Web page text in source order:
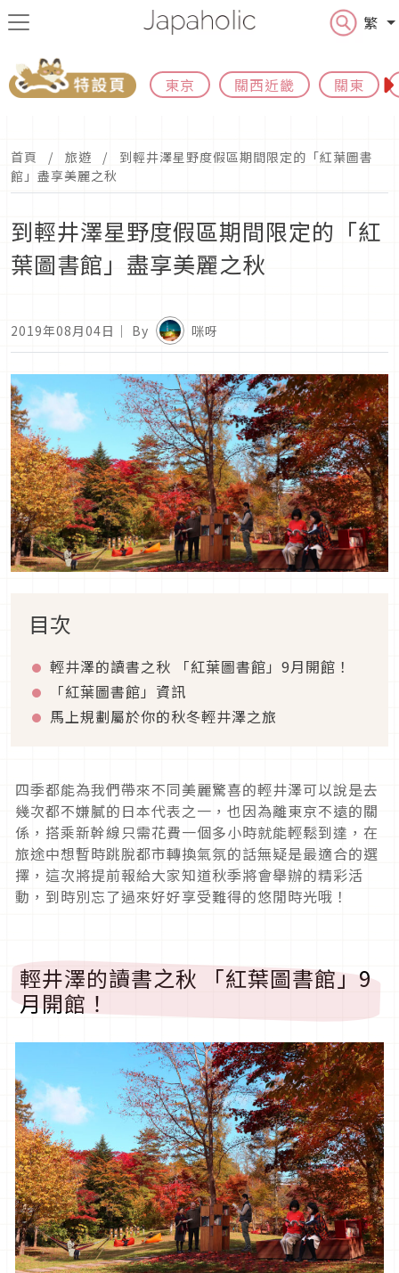
繁
東京 關西近畿 關東
首頁 旅遊
到輕井澤星野度假區期間限定的「紅葉圖書
館」盡享美麗之秋
到輕井澤星野度假區期間限定的「紅
葉圖書館」盡享美麗之秋
2019年08月04日 ｜ By 咪呀
目次
輕井澤的讀書之秋 「紅葉圖書館」9月開館！
「紅葉圖書館」資訊
馬上規劃屬於你的秋冬輕井澤之旅
四季都能為我們帶來不同美麗驚喜的輕井澤可以說是去
幾次都不嫌膩的日本代表之一，也因為離東京不遠的關
係，搭乘新幹線只需花費一個多小時就能輕鬆到達，在
旅途中想暫時跳脫都市轉換氣氛的話無疑是最適合的選
擇，這次將提前報給大家知道秋季將會舉辦的精彩活
動，到時別忘了過來好好享受難得的悠閒時光哦！
輕井澤的讀書之秋 「紅葉圖書館」9
月開館！